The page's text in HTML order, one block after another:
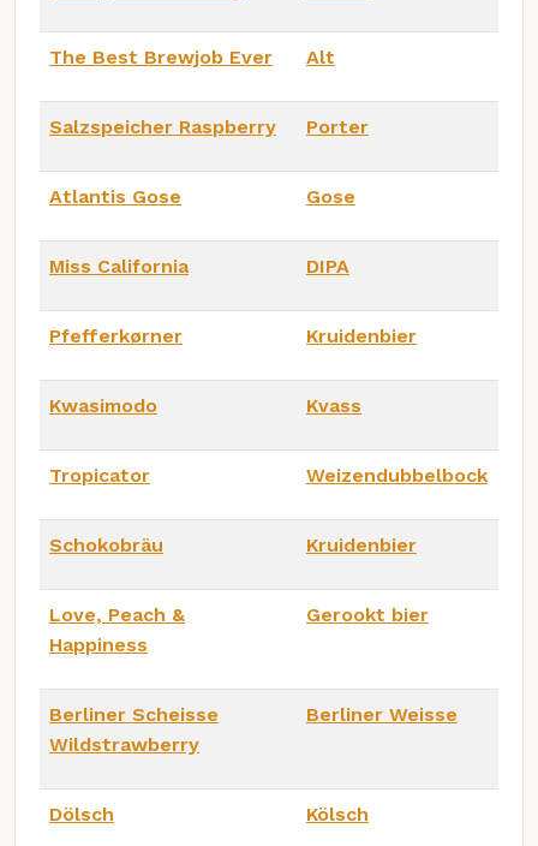
The Best Brewjob Ever Alt
Salzspeicher Raspberry Porter
Atlantis Gose Gose
Miss California DIPA
Pfefferkørner Kruidenbier
Kwasimodo Kvass
Tropicator Weizendubbelbock
Schokobräu Kruidenbier
Love, Peach &
Happiness
Gerookt bier
Berliner Scheisse
Wildstrawberry
Berliner Weisse
Dölsch Kölsch